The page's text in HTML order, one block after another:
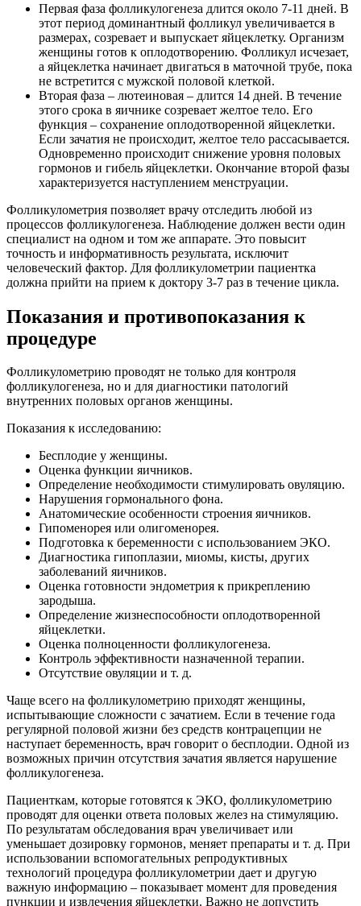
Первая фаза фолликулогенеза длится около 7-11 дней. В
этот период доминантный фолликул увеличивается в
размерах, созревает и выпускает яйцеклетку. Организм
женщины готов к оплодотворению. Фолликул исчезает,
а яйцеклетка начинает двигаться в маточной трубе, пока
не встретится с мужской половой клеткой.
Вторая фаза – лютеиновая – длится 14 дней. В течение
этого срока в яичнике созревает желтое тело. Его
функция – сохранение оплодотворенной яйцеклетки.
Если зачатия не происходит, желтое тело рассасывается.
Одновременно происходит снижение уровня половых
гормонов и гибель яйцеклетки. Окончание второй фазы
характеризуется наступлением менструации.
Фолликулометрия позволяет врачу отследить любой из
процессов фолликулогенеза. Наблюдение должен вести один
специалист на одном и том же аппарате. Это повысит
точность и информативность результата, исключит
человеческий фактор. Для фолликулометрии пациентка
должна прийти на прием к доктору 3-7 раз в течение цикла.
Показания и противопоказания к
процедуре
Фолликулометрию проводят не только для контроля
фолликулогенеза, но и для диагностики патологий
внутренних половых органов женщины.
Показания к исследованию:
Бесплодие у женщины.
Оценка функции яичников.
Определение необходимости стимулировать овуляцию.
Нарушения гормонального фона.
Анатомические особенности строения яичников.
Гипоменорея или олигоменорея.
Подготовка к беременности с использованием ЭКО.
Диагностика гипоплазии, миомы, кисты, других
заболеваний яичников.
Оценка готовности эндометрия к прикреплению
зародыша.
Определение жизнеспособности оплодотворенной
яйцеклетки.
Оценка полноценности фолликулогенеза.
Контроль эффективности назначенной терапии.
Отсутствие овуляции и т. д.
Чаще всего на фолликулометрию приходят женщины,
испытывающие сложности с зачатием. Если в течение года
регулярной половой жизни без средств контрацепции не
наступает беременность, врач говорит о бесплодии. Одной из
возможных причин отсутствия зачатия является нарушение
фолликулогенеза.
Пациенткам, которые готовятся к ЭКО, фолликулометрию
проводят для оценки ответа половых желез на стимуляцию.
По результатам обследования врач увеличивает или
уменьшает дозировку гормонов, меняет препараты и т. д. При
использовании вспомогательных репродуктивных
технологий процедура фолликулометрии дает и другую
важную информацию – показывает момент для проведения
пункции и извлечения яйцеклетки. Важно не допустить